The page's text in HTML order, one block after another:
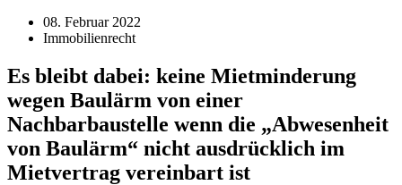
08. Februar 2022
Immobilienrecht
Es bleibt dabei: keine Mietminderung
wegen Baulärm von einer
Nachbarbaustelle wenn die „Abwesenheit
von Baulärm“ nicht ausdrücklich im
Mietvertrag vereinbart ist